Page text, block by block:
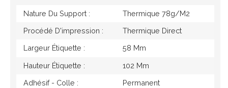
Nature Du Support : Thermique 78g/M2
Procédé D'impression : Thermique Direct
Largeur Étiquette : 58 Mm
Hauteur Étiquette : 102 Mm
Adhésif - Colle : Permanent